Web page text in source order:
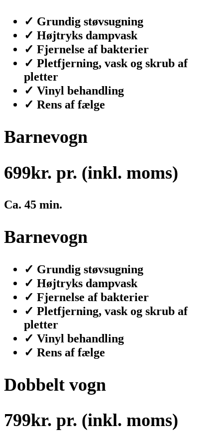
✓ Grundig støvsugning
✓ Højtryks dampvask
✓ Fjernelse af bakterier
✓ Pletfjerning, vask og skrub af
pletter
✓ Vinyl behandling
✓ Rens af fælge
Barnevogn
699kr. pr. (inkl. moms)
Ca. 45 min.
Barnevogn
✓ Grundig støvsugning
✓ Højtryks dampvask
✓ Fjernelse af bakterier
✓ Pletfjerning, vask og skrub af
pletter
✓ Vinyl behandling
✓ Rens af fælge
Dobbelt vogn
799kr. pr. (inkl. moms)